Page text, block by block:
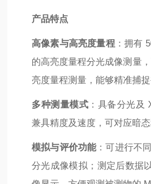
产品特点
高像素与高亮度量程：拥有
的高亮度量程分光成像测量
亮度量程测量，能够精准捕捉
多种测量模式 ：具备分光及
兼具精度及速度，可对应暗态
模拟与评价功能 ：可进行不
分光成像模拟；测定后数据